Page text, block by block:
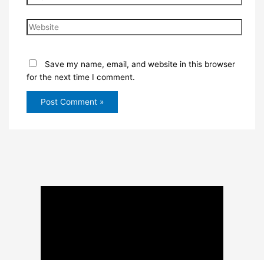
Website
Save my name, email, and website in this browser
for the next time I comment.